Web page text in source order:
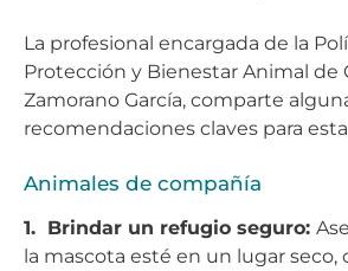
La profesional encargada de la
Protección y Bienestar Animal de
Zamorano García, comparte
recomendaciones claves para
Animales de compañía
1. Brindar un refugio seguro:
la mascota esté en un lugar seco,